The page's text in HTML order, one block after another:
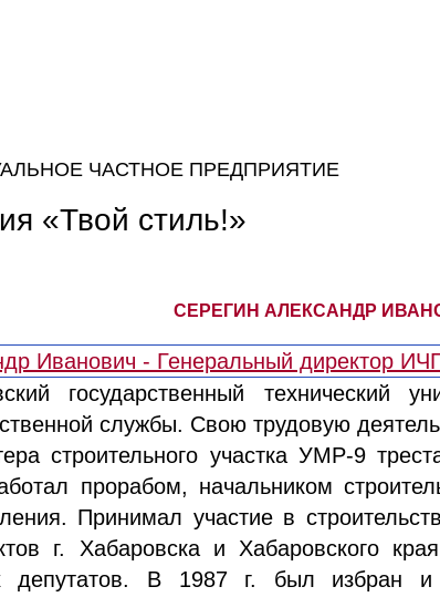
ЧАСТНОЕ ПРЕДПРИЯТИЕ
«Твой стиль!»
СЕРЕГИН АЛЕКСАНДР
государственный технический
службы. Свою трудовую
строительного участка УМР-9
прорабом, начальником
Принимал участие в
г. Хабаровска и Хабаровского
депутатов. В 1987 г. был избран и